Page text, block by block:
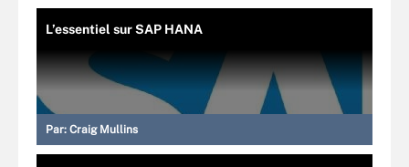
L’essentiel sur SAP HANA
Par: Craig Mullins